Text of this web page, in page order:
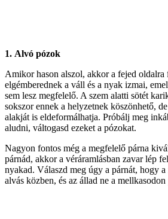
1. Alvó pózok
Amikor hason alszol, akkor a fejed
elgémberednek a váll és a nyak izmai,
sem lesz megfelelő. A szem alatti sötét
sokszor ennek a helyzetnek köszönhető,
alakját is eldeformálhatja. Próbálj meg
aludni, váltogasd ezeket a pózokat.
Nagyon fontos még a megfelelő párna
párnád, akkor a véráramlásban zavar lép
nyakad. Válaszd meg úgy a párnát, hogy
alvás közben, és az állad ne a